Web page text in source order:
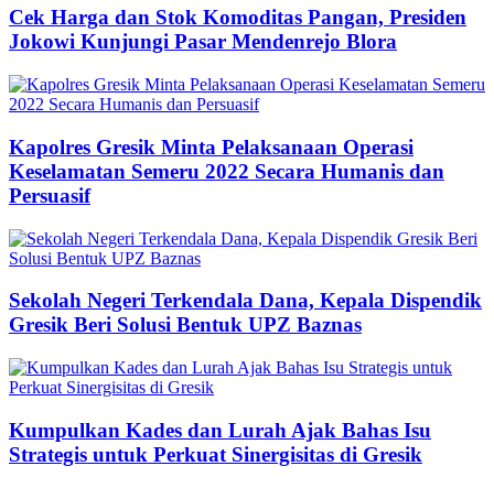
Cek Harga dan Stok Komoditas Pangan, Presiden
Jokowi Kunjungi Pasar Mendenrejo Blora
Kapolres Gresik Minta Pelaksanaan Operasi
Keselamatan Semeru 2022 Secara Humanis dan
Persuasif
Sekolah Negeri Terkendala Dana, Kepala Dispendik
Gresik Beri Solusi Bentuk UPZ Baznas
Kumpulkan Kades dan Lurah Ajak Bahas Isu
Strategis untuk Perkuat Sinergisitas di Gresik